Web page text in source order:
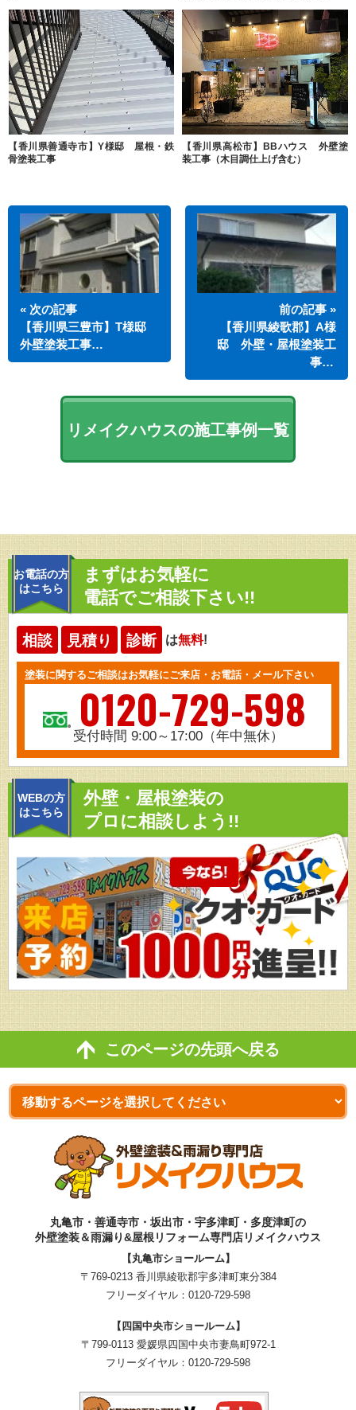
【香川県善通寺市】Y様邸 屋根・鉄
骨塗装工事
【香川県高松市】BBハウス 外壁塗
装工事（木目調仕上げ含む）
« 次の記事
【香川県三豊市】T様邸
外壁塗装工事…
前の記事 »
【香川県綾歌郡】A様
邸 外壁・屋根塗装工
事…
リメイクハウスの施工事例一覧
お電話の方
はこちら
まずはお気軽に
電話でご相談下さい!!
相談 見積り 診断 は無料!
塗装に関するご相談はお気軽にご来店・お電話・メール下さい
0120-729-598
受付時間 9:00～17:00（年中無休）
WEBの方
はこちら
外壁・屋根塗装の
プロに相談しよう!!
このページの先頭へ戻る
丸亀市・善通寺市・坂出市・宇多津町・多度津町の
外壁塗装＆雨漏り&屋根リフォーム専門店リメイクハウス
【丸亀市ショールーム】
〒769-0213 香川県綾歌郡宇多津町東分384
フリーダイヤル： 0120-729-598
【四国中央市ショールーム】
〒799-0113 愛媛県四国中央市妻鳥町972-1
フリーダイヤル： 0120-729-598